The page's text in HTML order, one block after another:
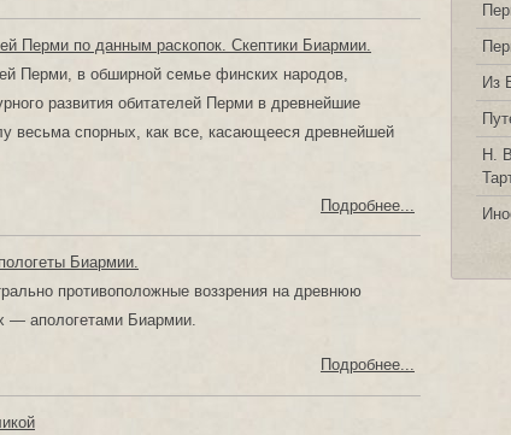
Перми по данным раскопок. Скептики Биармии.
Перми, в обширной семье финских народов,
развития обитателей Перми в древнейшие
весьма спорных, как все, касающееся древнейшей
Подробнее...
Биармии.
противоположные воззрения на древнюю
— апологетами Биармии.
Подробнее...
Из
Н.